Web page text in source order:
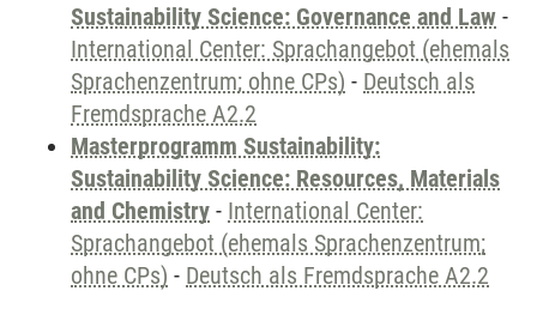
Sustainability Science: Governance and Law -
International Center: Sprachangebot (ehemals
Sprachenzentrum; ohne CPs) - Deutsch als
Fremdsprache A2.2
Masterprogramm Sustainability:
Sustainability Science: Resources, Materials
and Chemistry - International Center:
Sprachangebot (ehemals Sprachenzentrum;
ohne CPs) - Deutsch als Fremdsprache A2.2